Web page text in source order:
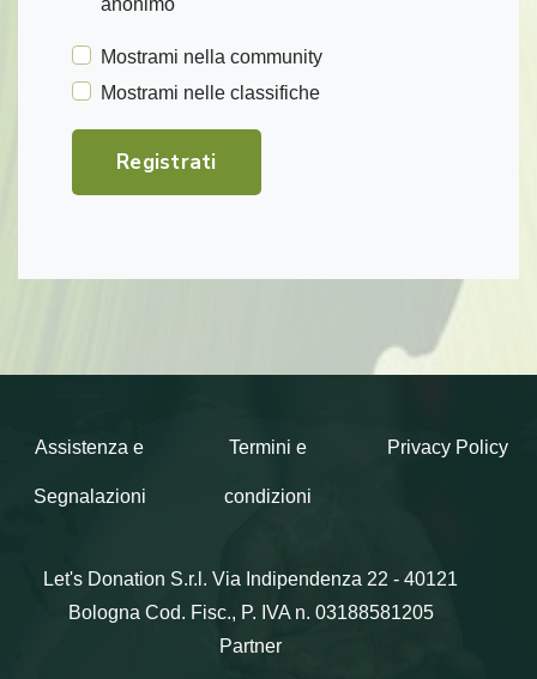
anonimo
Mostrami nella community
Mostrami nelle classifiche
Registrati
Assistenza e
Segnalazioni
Termini e
condizioni
Privacy Policy
Let's Donation S.r.l. Via Indipendenza 22 - 40121
Bologna Cod. Fisc., P. IVA n. 03188581205
Partner